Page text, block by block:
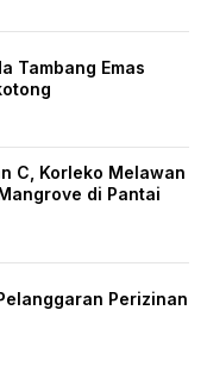
Tambang Emas
C, Korleko Melawan
di Pantai
Perizinan